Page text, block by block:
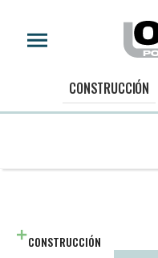
CONSTRUCCIÓN
CONSTRUCCIÓN